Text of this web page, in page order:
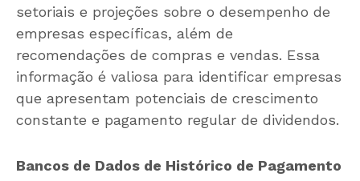
setoriais e projeções sobre o desempenho de
empresas específicas, além de
recomendações de compras e vendas. Essa
informação é valiosa para identificar empresas
que apresentam potenciais de crescimento
constante e pagamento regular de dividendos.
Bancos de Dados de Histórico de Pagamento